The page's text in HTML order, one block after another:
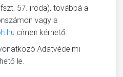
57. iroda), továbbá a
vagy a
címen kérhető.
Adatvédelmi
le.